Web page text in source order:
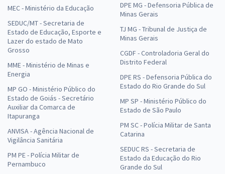
MEC - Ministério da Educação
SEDUC/MT - Secretaria de
Estado de Educação, Esporte e
Lazer do estado de Mato
Grosso
MME - Ministério de Minas e
Energia
MP GO - Ministério Público do
Estado de Goiás - Secretário
Auxiliar da Comarca de
Itapuranga
ANVISA - Agência Nacional de
Vigilância Sanitária
PM PE - Polícia Militar de
Pernambuco
DPE MG - Defensoria Pública de
Minas Gerais
TJ MG - Tribunal de Justiça de
Minas Gerais
CGDF - Controladoria Geral do
Distrito Federal
DPE RS - Defensoria Pública do
Estado do Rio Grande do Sul
MP SP - Ministério Público do
Estado de São Paulo
PM SC - Polícia Militar de Santa
Catarina
SEDUC RS - Secretaria de
Estado da Educação do Rio
Grande do Sul